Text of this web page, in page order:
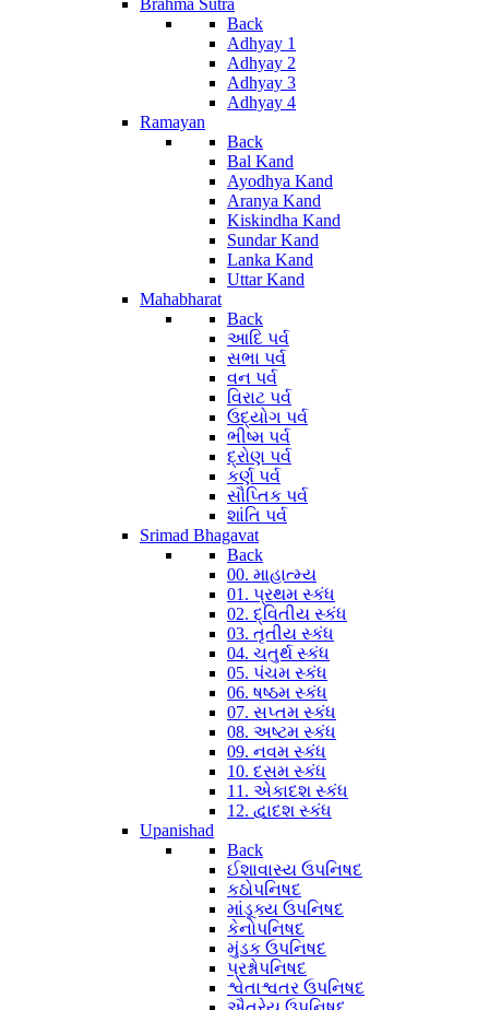
Back
Adhyay 1
Adhyay 2
Adhyay 3
Adhyay 4
Ramayan
Back
Bal Kand
Ayodhya Kand
Aranya Kand
Kiskindha Kand
Sundar Kand
Lanka Kand
Uttar Kand
Mahabharat
Back
આદિ પર્વ
સભા પર્વ
વન પર્વ
વિરાટ પર્વ
ઉદ્યોગ પર્વ
ભીષ્મ પર્વ
દ્રોણ પર્વ
કર્ણ પર્વ
સૌપ્તિક પર્વ
શાંતિ પર્વ
Srimad Bhagavat
Back
00. માહાત્મ્ય
01. પ્રથમ સ્કંધ
02. દ્વિતીય સ્કંધ
03. તૃતીય સ્કંધ
04. ચતુર્થ સ્કંધ
05. પંચમ સ્કંધ
06. ષષ્ઠમ સ્કંધ
07. સપ્તમ સ્કંધ
08. અષ્ટમ સ્કંધ
09. નવમ સ્કંધ
10. દસમ સ્કંધ
11. એકાદશ સ્કંધ
12. દ્વાદશ સ્કંધ
Upanishad
Back
ઈશાવાસ્ય ઉપનિષદ
કઠોપનિષદ
માંડૂક્ય ઉપનિષદ
કેનોપનિષદ
મુંડક ઉપનિષદ
પ્રશ્નોપનિષદ
શ્વેતાશ્વતર ઉપનિષદ